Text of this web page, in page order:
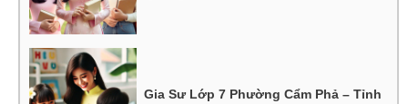
Gia Sư Lớp 7 Phường Cẩm Phả – Tỉnh